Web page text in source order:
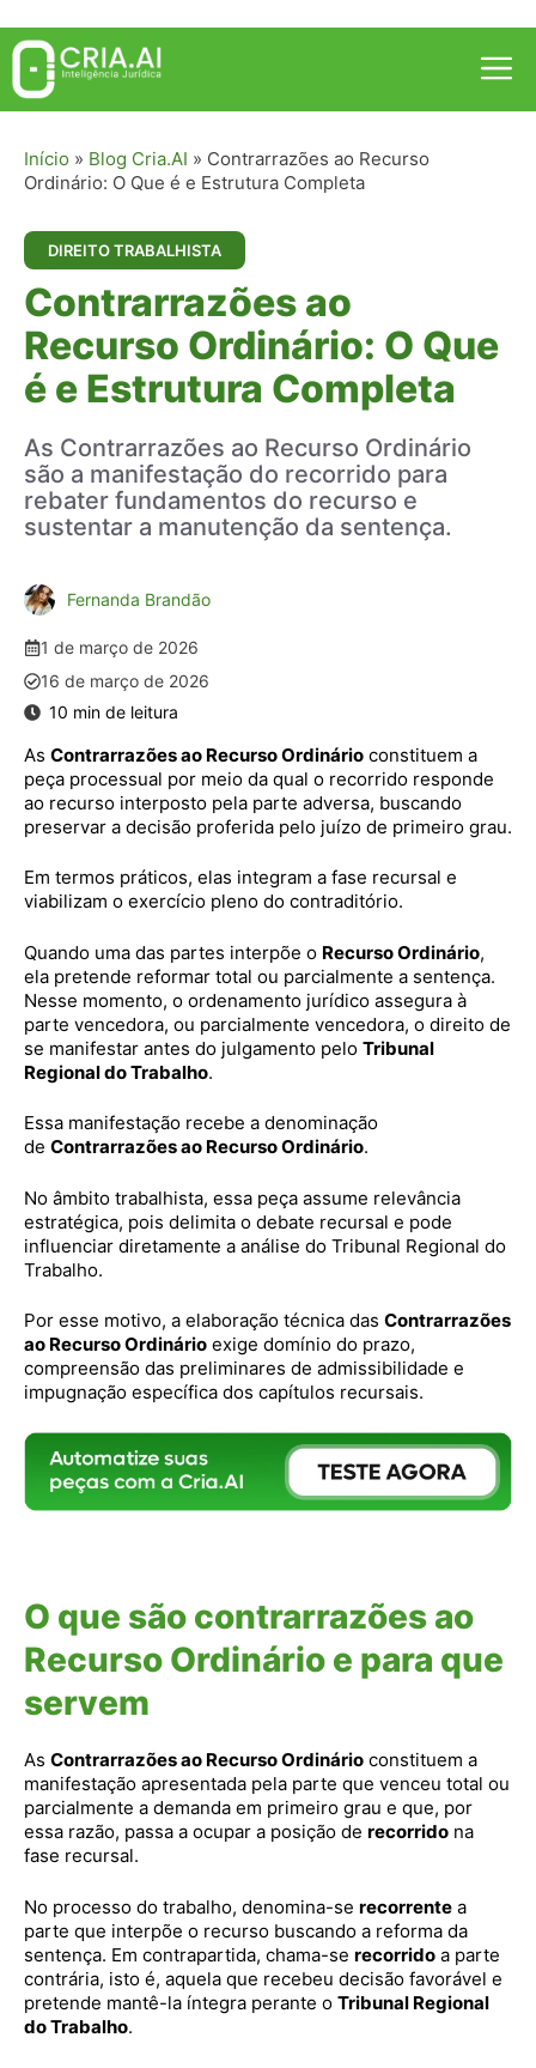
Pular
para
conteúdo
Início » Blog Cria.AI » Contrarrazões ao Recurso
Ordinário: O Que é e Estrutura Completa
DIREITO TRABALHISTA
Contrarrazões ao
Recurso Ordinário: O Que
é e Estrutura Completa
As Contrarrazões ao Recurso Ordinário
são a manifestação do recorrido para
rebater fundamentos do recurso e
sustentar a manutenção da sentença.
Fernanda Brandão
1 de março de 2026
16 de março de 2026
As Contrarrazões ao Recurso Ordinário constituem a
peça processual por meio da qual o recorrido responde
ao recurso interposto pela parte adversa, buscando
preservar a decisão proferida pelo juízo de primeiro grau.
Em termos práticos, elas integram a fase recursal e
viabilizam o exercício pleno do contraditório.
Quando uma das partes interpõe o Recurso Ordinário,
ela pretende reformar total ou parcialmente a sentença.
Nesse momento, o ordenamento jurídico assegura à
parte vencedora, ou parcialmente vencedora, o direito de
se manifestar antes do julgamento pelo Tribunal
Regional do Trabalho.
Essa manifestação recebe a denominação
de Contrarrazões ao Recurso Ordinário.
No âmbito trabalhista, essa peça assume relevância
estratégica, pois delimita o debate recursal e pode
influenciar diretamente a análise do Tribunal Regional do
Trabalho.
Por esse motivo, a elaboração técnica das Contrarrazões
ao Recurso Ordinário exige domínio do prazo,
compreensão das preliminares de admissibilidade e
impugnação específica dos capítulos recursais.
O que são contrarrazões ao
Recurso Ordinário e para que
servem
As Contrarrazões ao Recurso Ordinário constituem a
manifestação apresentada pela parte que venceu total ou
parcialmente a demanda em primeiro grau e que, por
essa razão, passa a ocupar a posição de recorrido na
fase recursal.
No processo do trabalho, denomina-se recorrente a
parte que interpõe o recurso buscando a reforma da
sentença. Em contrapartida, chama-se recorrido a parte
contrária, isto é, aquela que recebeu decisão favorável e
pretende mantê-la íntegra perante o Tribunal Regional
do Trabalho.